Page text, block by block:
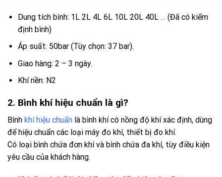
Dung tích bình: 1L 2L 4L 6L 10L 20L 40L … (Đã có kiểm
định bình)
Áp suất: 50bar (Tùy chọn: 37 bar).
Giao hàng: 2 – 3 ngày.
Khí nền: N2
2. Bình khí hiệu chuẩn là gì?
Bình khí hiệu chuẩn là bình khí có nồng độ khí xác định, dùng
để hiệu chuẩn các loại máy đo khí, thiết bị đo khí.
Có loại bình chứa đơn khí và bình chứa đa khí, tùy điều kiện
yêu cầu của khách hàng.